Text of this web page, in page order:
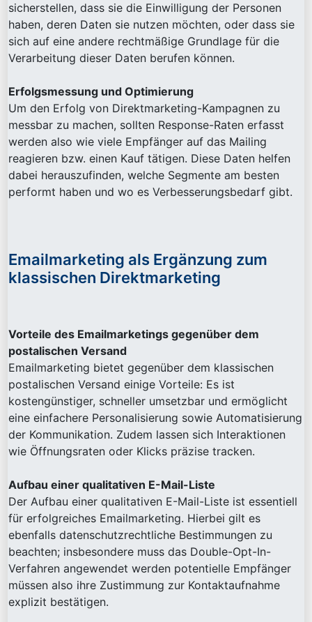
sicherstellen, dass sie die Einwilligung der Personen
haben, deren Daten sie nutzen möchten, oder dass sie
sich auf eine andere rechtmäßige Grundlage für die
Verarbeitung dieser Daten berufen können.
Erfolgsmessung und Optimierung
Um den Erfolg von Direktmarketing-Kampagnen zu
messbar zu machen, sollten Response-Raten erfasst
werden also wie viele Empfänger auf das Mailing
reagieren bzw. einen Kauf tätigen. Diese Daten helfen
dabei herauszufinden, welche Segmente am besten
performt haben und wo es Verbesserungsbedarf gibt.
Emailmarketing als Ergänzung zum
klassischen Direktmarketing
Vorteile des Emailmarketings gegenüber dem
postalischen Versand
Emailmarketing bietet gegenüber dem klassischen
postalischen Versand einige Vorteile: Es ist
kostengünstiger, schneller umsetzbar und ermöglicht
eine einfachere Personalisierung sowie Automatisierung
der Kommunikation. Zudem lassen sich Interaktionen
wie Öffnungsraten oder Klicks präzise tracken.
Aufbau einer qualitativen E-Mail-Liste
Der Aufbau einer qualitativen E-Mail-Liste ist essentiell
für erfolgreiches Emailmarketing. Hierbei gilt es
ebenfalls datenschutzrechtliche Bestimmungen zu
beachten; insbesondere muss das Double-Opt-In-
Verfahren angewendet werden potentielle Empfänger
müssen also ihre Zustimmung zur Kontaktaufnahme
explizit bestätigen.